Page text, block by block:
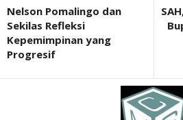
Nelson Pomalingo dan
Sekilas Refleksi
Kepemimpinan yang
Progresif